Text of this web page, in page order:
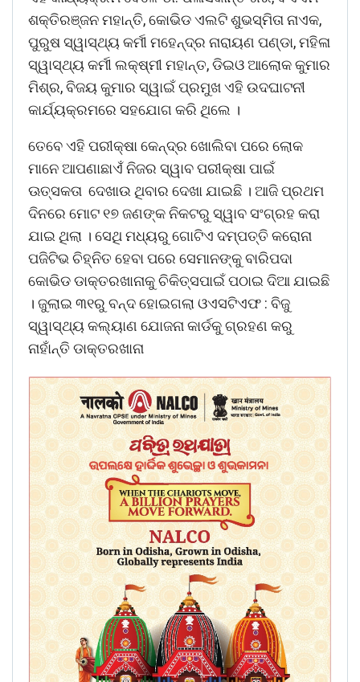
ଶକ୍ତିରଞ୍ଜନ ମହାନ୍ତି, କୋଭିଡ ଏଲଟି ଶୁଭସ୍ମିତା ନାଏକ,
ପୁରୁଷ ସ୍ୱାସ୍ଥ୍ୟ କର୍ମୀ ମହେନ୍ଦ୍ର ନାରାୟଣ ପଣ୍ଡା, ମହିଳା
ସ୍ୱାସ୍ଥ୍ୟ କର୍ମୀ ଲକ୍ଷ୍ମୀ ମହାନ୍ତ, ଡିଇଓ ଆଲୋକ କୁମାର
ମିଶ୍ର, ବିଜୟ କୁମାର ସ୍ୱାଇଁ ପ୍ରମୁଖ ଏହି ଉଦଘାଟନୀ
କାର୍ଯ୍ୟକ୍ରମରେ ସହଯୋଗ କରି ଥିଲେ ।
ତେବେ ଏହି ପରୀକ୍ଷା କେନ୍ଦ୍ର ଖୋଲିବା ପରେ ଲୋକ
ମାନେ ଆପଣାଛାଏଁ ନିଜର ସ୍ୱାବ ପରୀକ୍ଷା ପାଇଁ
ଊତ୍ସକତା ଦେଖାଉ ଥିବାର ଦେଖା ଯାଇଛି । ଆଜି ପ୍ରଥମ
ଦିନରେ ମୋଟ ୧୭ ଜଣଙ୍କ ନିକଟରୁ ସ୍ୱାବ ସଂଗ୍ରହ କରା
ଯାଇ ଥିଲା । ସେଥି ମଧ୍ୟରୁ ଗୋଟିଏ ଦମ୍ପତ୍ତି କରୋନା
ପଜିଟିଭ ଚିହ୍ନିତ ହେବା ପରେ ସେମାନଙ୍କୁ ବାରିପଦା
କୋଭିଡ ଡାକ୍ତରଖାନାକୁ ଚିକିତ୍ସପାଇଁ ପଠାଇ ଦିଆ ଯାଇଛି
। ଜୁଲାଇ ୩୧ରୁ ବନ୍ଦ ହୋଇଗଲା ଓଏସଟିଏଫ : ବିଜୁ
ସ୍ୱାସ୍ଥ୍ୟ କଲ୍ୟାଣ ଯୋଜନା କାର୍ଡକୁ ଗ୍ରହଣ କରୁ
ନାହାଁନ୍ତି ଡାକ୍ତରଖାନା